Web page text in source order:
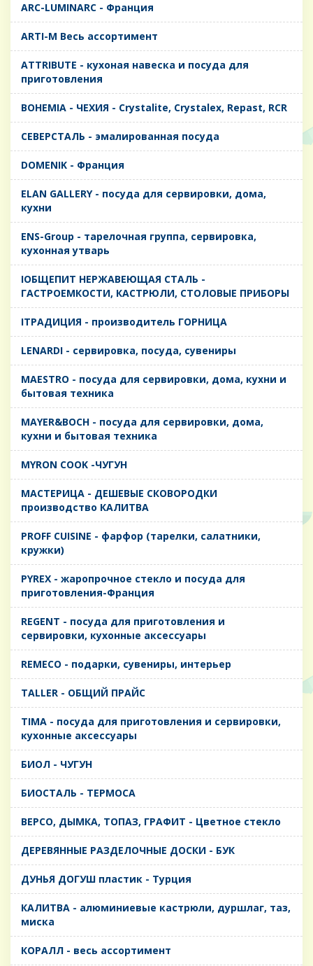
ARC-LUMINARC - Франция
ARTI-M Весь ассортимент
ATTRIBUTE - кухоная навеска и посуда для
приготовления
BOHEMIA - ЧЕХИЯ - Crystalite, Crystalex, Repast, RCR
CЕВЕРСТАЛЬ - эмалированная посуда
DOMENIK - Франция
ELAN GALLERY - посуда для сервировки, дома,
кухни
ENS-Group - тарелочная группа, сервировка,
кухонная утварь
IОБЩЕПИТ НЕРЖАВЕЮЩАЯ СТАЛЬ -
ГАСТРОЕМКОСТИ, КАСТРЮЛИ, СТОЛОВЫЕ ПРИБОРЫ
IТРАДИЦИЯ - производитель ГОРНИЦА
LENARDI - сервировка, посуда, сувениры
MAESTRO - посуда для сервировки, дома, кухни и
бытовая техника
MAYER&BOCH - посуда для сервировки, дома,
кухни и бытовая техника
MYRON COOK -ЧУГУН
MАСТЕРИЦА - ДЕШЕВЫЕ СКОВОРОДКИ
производство КАЛИТВА
PROFF CUISINE - фарфор (тарелки, салатники,
кружки)
PYREX - жаропрочное стекло и посуда для
приготовления-Франция
REGENT - посуда для приготовления и
сервировки, кухонные аксессуары
REMECO - подарки, сувениры, интерьер
TALLER - ОБЩИЙ ПРАЙС
TIMA - посуда для приготовления и сервировки,
кухонные аксессуары
БИОЛ - ЧУГУН
БИОСТАЛЬ - ТЕРМОСА
ВЕРСО, ДЫМКА, ТОПАЗ, ГРАФИТ - Цветное стекло
ДЕРЕВЯННЫЕ РАЗДЕЛОЧНЫЕ ДОСКИ - БУК
ДУНЬЯ ДОГУШ пластик - Турция
КАЛИТВА - алюминиевые кастрюли, дуршлаг, таз,
миска
КОРАЛЛ - весь ассортимент